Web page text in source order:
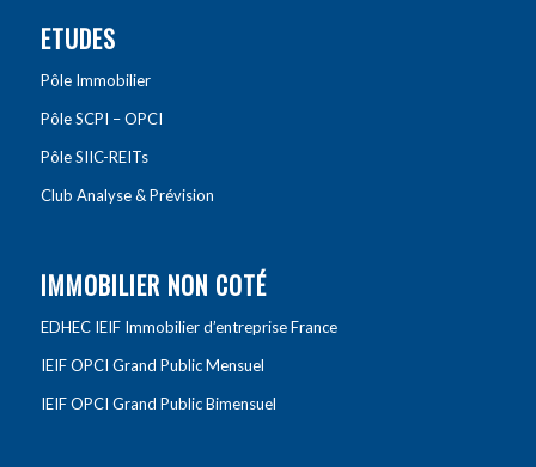
ETUDES
Pôle Immobilier
Pôle SCPI – OPCI
Pôle SIIC-REITs
Club Analyse & Prévision
IMMOBILIER NON COTÉ
EDHEC IEIF Immobilier d’entreprise France
IEIF OPCI Grand Public Mensuel
IEIF OPCI Grand Public Bimensuel